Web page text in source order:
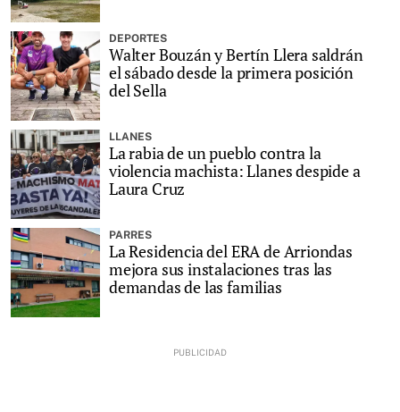
DEPORTES
Walter Bouzán y Bertín Llera saldrán
el sábado desde la primera posición
del Sella
LLANES
La rabia de un pueblo contra la
violencia machista: Llanes despide a
Laura Cruz
PARRES
La Residencia del ERA de Arriondas
mejora sus instalaciones tras las
demandas de las familias